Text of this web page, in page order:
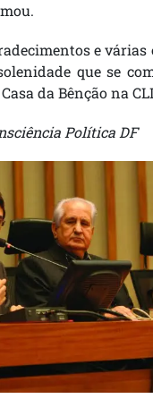
e várias
que se
da Bênção na
Política DF